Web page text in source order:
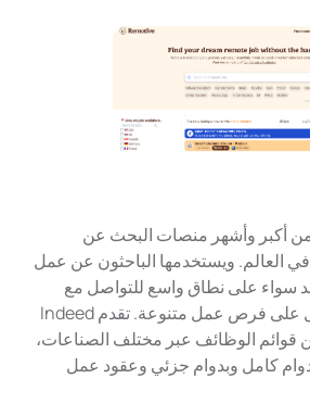
أكبر وأشهر منصات البحث عن
العالم. ويستخدمها الباحثون عن عمل
سواء على نطاق واسع للتواصل مع
بعضهم البعض للحصول على فرص عمل متنوعة. تقدم Indeed
قوائم الوظائف عبر مختلف الصناعات،
كامل وبدوام جزئي وعقود عمل